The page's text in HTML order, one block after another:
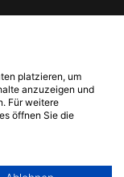
platzieren, um
anzuzeigen und
Für weitere
öffnen Sie die